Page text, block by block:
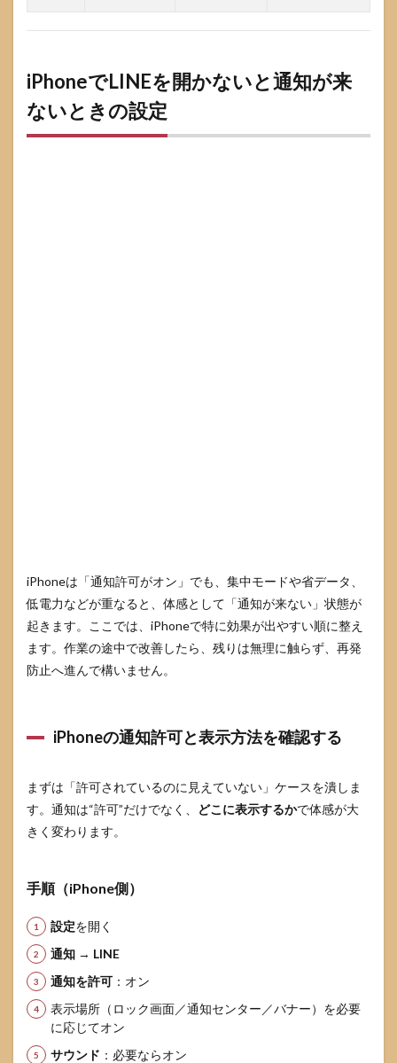
iPhoneでLINEを開かないと通知が来
ないときの設定
iPhoneは「通知許可がオン」でも、集中モードや省データ、
低電力などが重なると、体感として「通知が来ない」状態が
起きます。ここでは、iPhoneで特に効果が出やすい順に整え
ます。作業の途中で改善したら、残りは無理に触らず、再発
防止へ進んで構いません。
iPhoneの通知許可と表示方法を確認する
まずは「許可されているのに見えていない」ケースを潰しま
す。通知は“許可”だけでなく、
どこに表示するかで体感が大
きく変わります。
手順（iPhone側）
設定を開く
通知 → LINE
通知を許可 ：オン
表示場所（ロック画面／通知センター／バナー）を必要
に応じてオン
サウンド ：必要ならオン